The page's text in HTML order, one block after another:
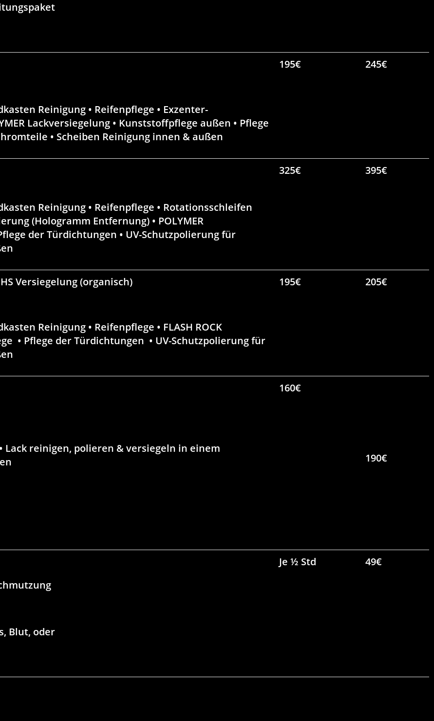
Reinigung • Reifenpflege • Exzenter-
Lackversiegelung • Kunststoffpflege außen • Pflege
• Scheiben Reinigung innen & außen
195€ 245€
Reinigung • Reifenpflege • Rotationsschleifen
(Hologramm Entfernung) • POLYMER
der Türdichtungen • UV-Schutzpolierung für
325€ 395€
Versiegelung(organisch)
Reinigung • Reifenpflege • FLASH ROCK
• Pflege der Türdichtungen • UV-Schutzpolierung für
195€ 205€
Lack reinigen, polieren & versiegeln in einem
160€
190€
Blut, oder
Je ½ Std 49€